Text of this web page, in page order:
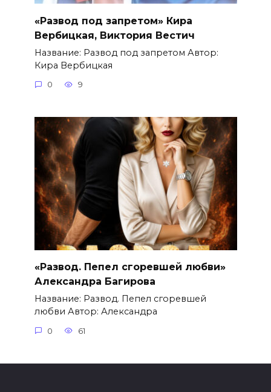
«Развод под запретом» Кира
Вербицкая, Виктория Вестич
Название: Развод под запретом Автор:
Кира Вербицкая
0 9
«Развод. Пепел сгоревшей любви»
Александра Багирова
Название: Развод. Пепел сгоревшей
любви Автор: Александра
0 61